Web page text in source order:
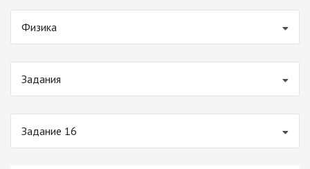
Физика
Задания
Задание 16